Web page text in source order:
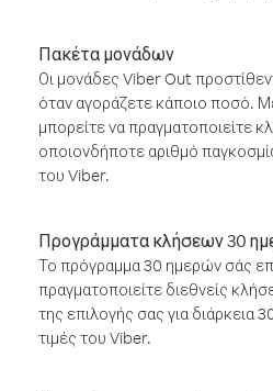
Πακέτα μονάδων
Οι μονάδες Viber Out
όταν αγοράζετε κάποιο ποσό.
μπορείτε να πραγματοποιείτε
οποιονδήποτε αριθμό
του Viber.
Προγράμματα κλήσεων 30
Το πρόγραμμα 30 ημερών σάς
πραγματοποιείτε διεθνείς
της επιλογής σας για διάρκεια
τιμές του Viber.